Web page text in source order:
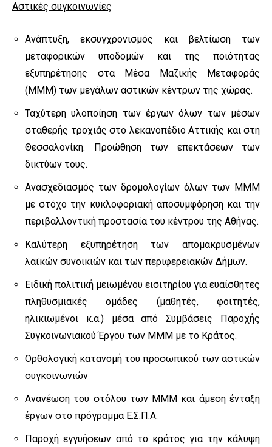
Αστικές συγκοινωνίες
Ανάπτυξη, εκσυγχρονισμός και βελτίωση των
μεταφορικών υποδομών και της ποιότητας
εξυπηρέτησης στα Μέσα Μαζικής Μεταφοράς
(ΜΜΜ) των μεγάλων αστικών κέντρων της χώρας.
Ταχύτερη υλοποίηση των έργων όλων των μέσων
σταθερής τροχιάς στο λεκανοπέδιο Αττικής και στη
Θεσσαλονίκη. Προώθηση των επεκτάσεων των
δικτύων τους.
Ανασχεδιασμός των δρομολογίων όλων των ΜΜΜ
με στόχο την κυκλοφοριακή αποσυμφόρηση και την
περιβαλλοντική προστασία του κέντρου της Αθήνας.
Καλύτερη εξυπηρέτηση των απομακρυσμένων
λαϊκών συνοικιών και των περιφερειακών Δήμων.
Ειδική πολιτική μειωμένου εισιτηρίου για ευαίσθητες
πληθυσμιακές ομάδες (μαθητές, φοιτητές,
ηλικιωμένοι κ.α.) μέσα από Συμβάσεις Παροχής
Συγκοινωνιακού Έργου των ΜΜΜ με το Κράτος.
Ορθολογική κατανομή του προσωπικού των αστικών
συγκοινωνιών
Ανανέωση του στόλου των ΜΜΜ και άμεση ένταξη
έργων στο πρόγραμμα Ε.Σ.Π.Α.
Παροχή εγγυήσεων από το κράτος για την κάλυψη